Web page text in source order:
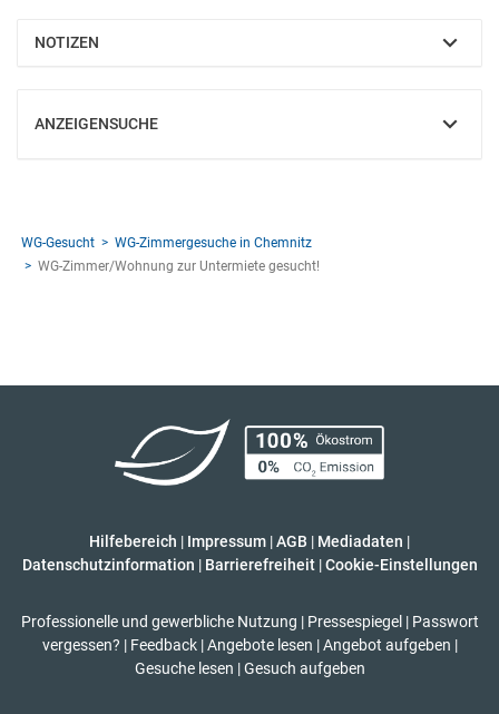
NOTIZEN
EINBLENDEN
ANZEIGENSUCHE
EINBLENDEN
WG-Gesucht
WG-Zimmergesuche in Chemnitz
WG-Zimmer/Wohnung zur Untermiete gesucht!
Hilfebereich | Impressum |AGB | Mediadaten |
Datenschutzinformation | Barrierefreiheit | Cookie-Einstellungen
Professionelle und gewerbliche Nutzung | Pressespiegel | Passwort
vergessen? | Feedback | Angebote lesen | Angebot aufgeben |
Gesuche lesen | Gesuch aufgeben